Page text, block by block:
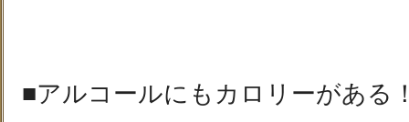
■アルコールにもカロリーがある